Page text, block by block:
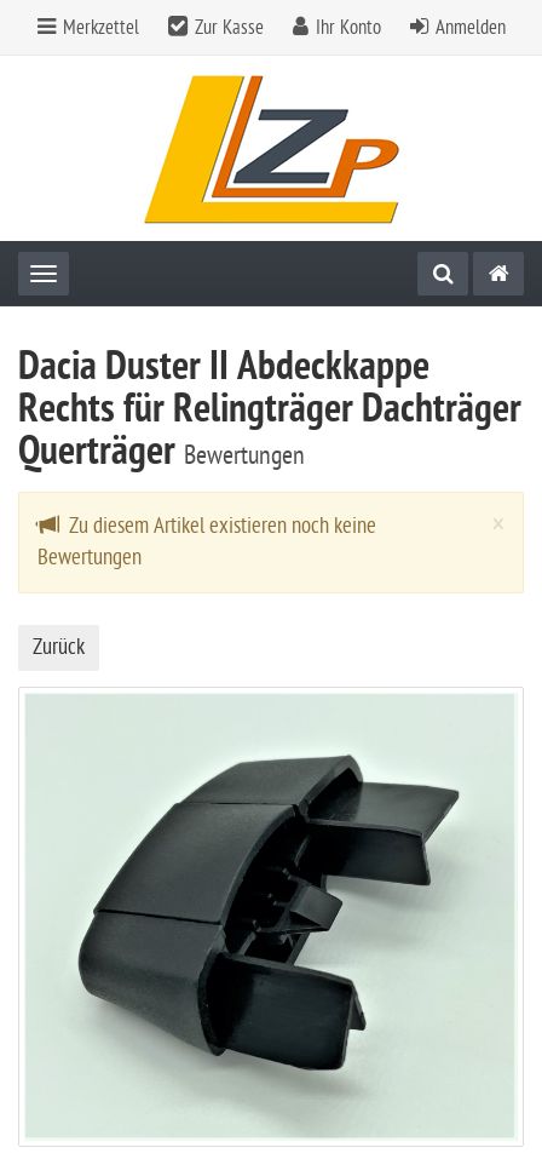
Merkzettel Zur Kasse Ihr Konto Anmelden
Toggle navigation
Dacia Duster II Abdeckkappe
Rechts für Relingträger Dachträger
Querträger Bewertungen
×
Zu diesem Artikel existieren noch keine
Bewertungen
Zurück